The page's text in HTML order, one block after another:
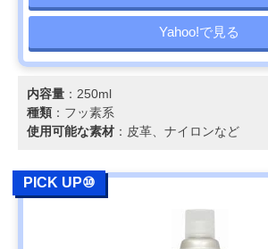
Yahoo!で見る
内容量 ：250ml
種類 ：フッ素系
使用可能な素材 ：皮革、ナイロンなど
PICK UP⑩